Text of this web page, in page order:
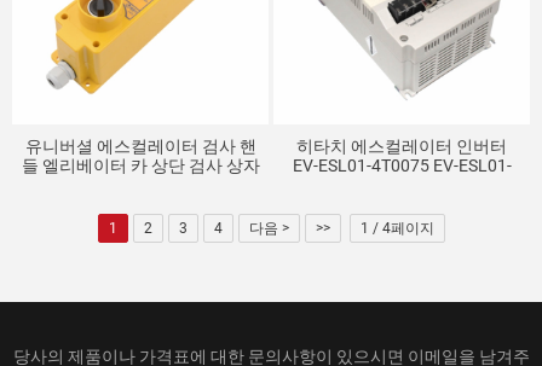
유니버셜 에스컬레이터 검사 핸
들 엘리베이터 카 상단 검사 상자
히타치 에스컬레이터 인버터
EV-ESL01-4T0075 EV-ESL01-
1 2 3 4 다음 > >> 1 / 4페이지
당사의 제품이나 가격표에 대한 문의사항이 있으시면 이메일을 남겨주